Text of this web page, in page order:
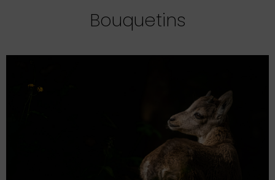
Bouquetins